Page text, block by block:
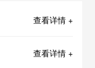
查看详情 +
查看详情 +